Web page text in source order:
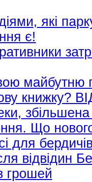
які
є!
майбутню
книжку?
збільшена
Що
для
відвідин
грошей